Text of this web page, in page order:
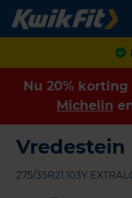
Nu 20% korting
Michelin
Vredestein
275/35R21 103Y